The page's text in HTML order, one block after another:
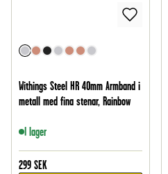
Withings Steel HR 40mm Armband i
metall med fina stenar, Rainbow
I lager
299 SEK